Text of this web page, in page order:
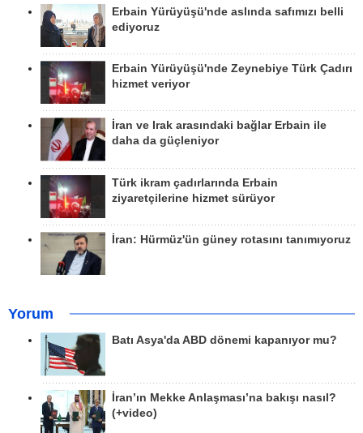
Erbain Yürüyüşü'nde aslında safımızı belli
ediyoruz
Erbain Yürüyüşü'nde Zeynebiye Türk Çadırı
hizmet veriyor
İran ve Irak arasındaki bağlar Erbain ile
daha da güçleniyor
Türk ikram çadırlarında Erbain
ziyaretçilerine hizmet sürüyor
İran: Hürmüz'ün güney rotasını tanımıyoruz
Yorum
Batı Asya'da ABD dönemi kapanıyor mu?
İran’ın Mekke Anlaşması’na bakışı nasıl?
(+video)